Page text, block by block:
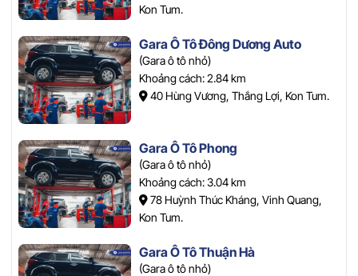
Kon Tum.
Gara Ô Tô Đông Dương Auto
(Gara ô tô nhỏ)
Khoảng cách: 2.84 km
40 Hùng Vương, Thắng Lợi, Kon Tum.
Gara Ô Tô Phong
(Gara ô tô nhỏ)
Khoảng cách: 3.04 km
78 Huỳnh Thúc Kháng, Vinh Quang,
Kon Tum.
Gara Ô Tô Thuận Hà
(Gara ô tô nhỏ)